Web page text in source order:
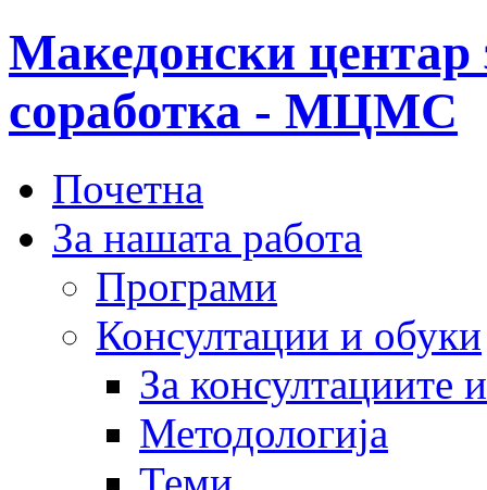
Македонски центар
соработка - МЦМС
Почетна
За нашата работа
Програми
Консултации и обуки
За консултациите
Методологија